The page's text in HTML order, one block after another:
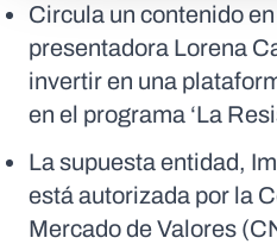
Circula un contenido
presentadora Lorena
invertir en una
en el programa ‘La
La supuesta entidad,
está autorizada por la
Mercado de Valores